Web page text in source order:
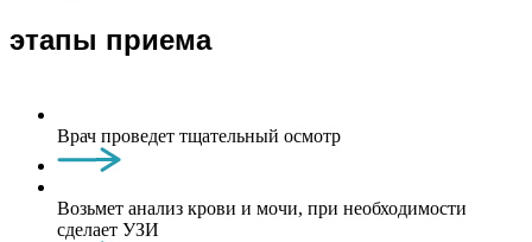
этапы приема
Врач проведет тщательный осмотр
Возьмет анализ крови и мочи, при необходимости
сделает УЗИ